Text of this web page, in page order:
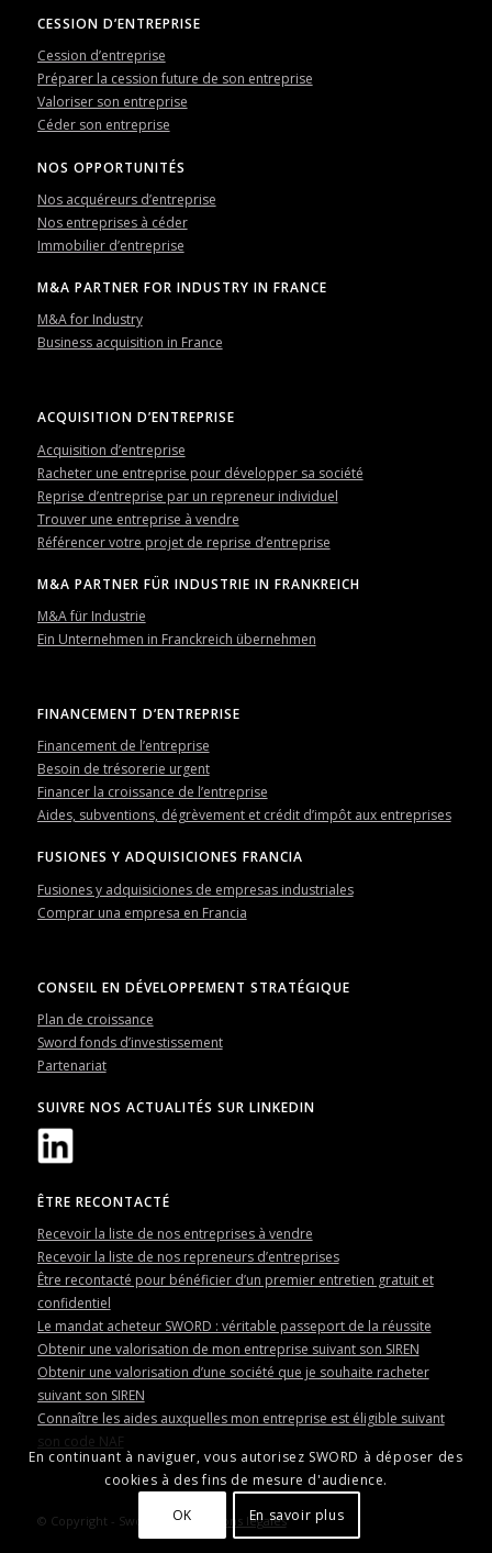
CESSION D’ENTREPRISE
Cession d’entreprise
Préparer la cession future de son entreprise
Valoriser son entreprise
Céder son entreprise
NOS OPPORTUNITÉS
Nos acquéreurs d’entreprise
Nos entreprises à céder
Immobilier d’entreprise
M&A PARTNER FOR INDUSTRY IN FRANCE
M&A for Industry
Business acquisition in France
ACQUISITION D’ENTREPRISE
Acquisition d’entreprise
Racheter une entreprise pour développer sa société
Reprise d’entreprise par un repreneur individuel
Trouver une entreprise à vendre
Référencer votre projet de reprise d’entreprise
M&A PARTNER FÜR INDUSTRIE IN FRANKREICH
M&A für Industrie
Ein Unternehmen in Franckreich übernehmen
FINANCEMENT D’ENTREPRISE
Financement de l’entreprise
Besoin de trésorerie urgent
Financer la croissance de l’entreprise
Aides, subventions, dégrèvement et crédit d’impôt aux entreprises
FUSIONES Y ADQUISICIONES FRANCIA
Fusiones y adquisiciones de empresas industriales
Comprar una empresa en Francia
CONSEIL EN DÉVELOPPEMENT STRATÉGIQUE
Plan de croissance
Sword fonds d’investissement
Partenariat
SUIVRE NOS ACTUALITÉS SUR LINKEDIN
ÊTRE RECONTACTÉ
Recevoir la liste de nos entreprises à vendre
Recevoir la liste de nos repreneurs d’entreprises
Être recontacté pour bénéficier d’un premier entretien gratuit et
confidentiel
Le mandat acheteur SWORD : véritable passeport de la réussite
Obtenir une valorisation de mon entreprise suivant son SIREN
Obtenir une valorisation d’une société que je souhaite racheter
suivant son SIREN
Connaître les aides auxquelles mon entreprise est éligible suivant
son code NAF
© Copyright - Sword - Informations légales
En continuant à naviguer, vous autorisez SWORD à déposer des
cookies à des fins de mesure d'audience.
OK
En savoir plus